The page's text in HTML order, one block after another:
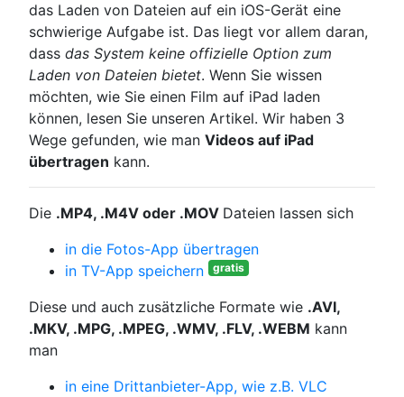
das Laden von Dateien auf ein iOS-Gerät eine
schwierige Aufgabe ist. Das liegt vor allem daran,
dass das System keine offizielle Option zum
Laden von Dateien bietet. Wenn Sie wissen
möchten, wie Sie einen Film auf iPad laden
können, lesen Sie unseren Artikel. Wir haben 3
Wege gefunden, wie man Videos auf iPad
übertragen kann.
Die .MP4, .M4V oder .MOV Dateien lassen sich
in die Fotos-App übertragen
in TV-App speichern
gratis
Diese und auch zusätzliche Formate wie .AVI,
.MKV, .MPG, .MPEG, .WMV, .FLV, .WEBM kann
man
in eine Drittanbieter-App, wie z.B. VLC